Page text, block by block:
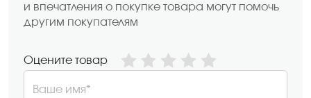
и впечатления о покупке товара могут помочь
другим покупателям
Оцените товар
Ваше имя*